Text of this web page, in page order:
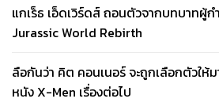
แกเร็ธ เอ็ดเวิร์ดส์ ถอนตัวจากบทบาทผู้
Jurassic World Rebirth
ลือกันว่า คิต คอนเนอร์ จะถูกเลือกตัวให้
หนัง X-Men เรื่องต่อไป